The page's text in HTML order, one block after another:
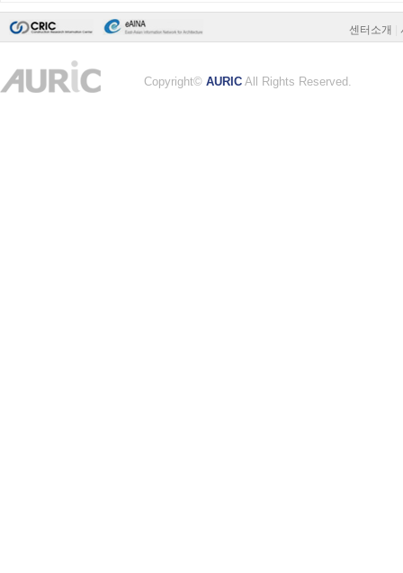
센터소개
Copyright© AURIC All Rights Reserved.